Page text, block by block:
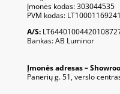
Įmonės kodas: 303044535
PVM kodas:
A/S:
Bankas: AB Luminor
Įmonės adresas –
Panerių g. 51, verslo